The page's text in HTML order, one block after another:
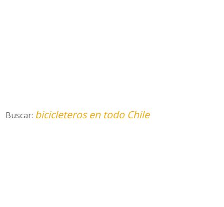
Buscar: bicicleteros en todo Chile